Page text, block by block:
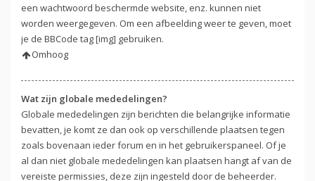
een wachtwoord beschermde website, enz. kunnen niet
worden weergegeven. Om een afbeelding weer te geven, moet
je de BBCode tag [img] gebruiken.
Omhoog
Wat zijn globale mededelingen?
Globale mededelingen zijn berichten die belangrijke informatie
bevatten, je komt ze dan ook op verschillende plaatsen tegen
zoals bovenaan ieder forum en in het gebruikerspaneel. Of je
al dan niet globale mededelingen kan plaatsen hangt af van de
vereiste permissies, deze zijn ingesteld door de beheerder.